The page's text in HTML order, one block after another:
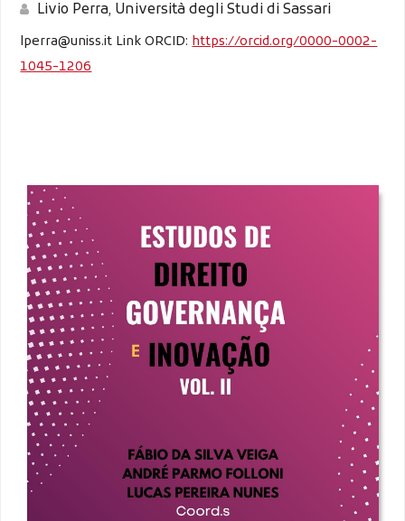
Livio Perra, Università degli Studi di Sassari
lperra@uniss.it Link ORCID:https://orcid.org/0000-0002-
1045-1206